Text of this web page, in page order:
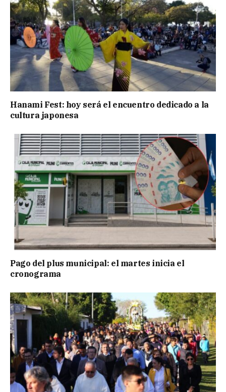
Hanami Fest: hoy será el encuentro dedicado a la
cultura japonesa
Pago del plus municipal: el martes inicia el
cronograma